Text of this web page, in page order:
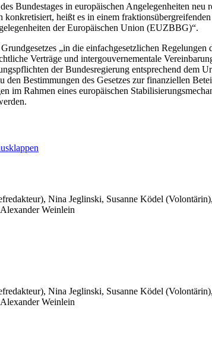
Bundestages in europäischen Angelegenheiten neu
heißt es in einem
der Europäischen Union (EUZBBG)“.
„in die einfachgesetzlichen
Verträge und intergouvernementale
der Bundesregierung entsprechend dem
Bestimmungen des Gesetzes zur finanziellen
im Rahmen eines europäischen
Nina Jeglinski, Susanne Ködel (Volontärin),
Weinlein
Nina Jeglinski, Susanne Ködel (Volontärin),
Weinlein